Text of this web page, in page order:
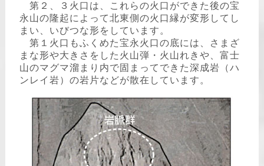
第２、３火口は、これらの火口ができた後の宝
永山の隆起によって北東側の火口縁が変形してし
まい、いびつな形をしています。
第１火口もふくめた宝永火口の底には、さまざ
まな形や大きさをした火山弾・火山れきや、富士
山のマグマ溜まり内で固まってできた深成岩（ハ
ンレイ岩）の岩片などが散在しています。